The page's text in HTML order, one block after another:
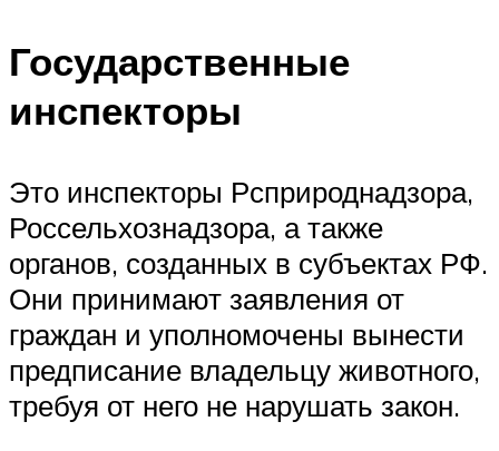
Государственные
инспекторы
Это инспекторы Рсприроднадзора,
Россельхознадзора, а также
органов, созданных в субъектах РФ.
Они принимают заявления от
граждан и уполномочены вынести
предписание владельцу животного,
требуя от него не нарушать закон.